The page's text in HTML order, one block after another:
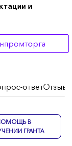
и
ответОтзывы
В
ГРАНТА